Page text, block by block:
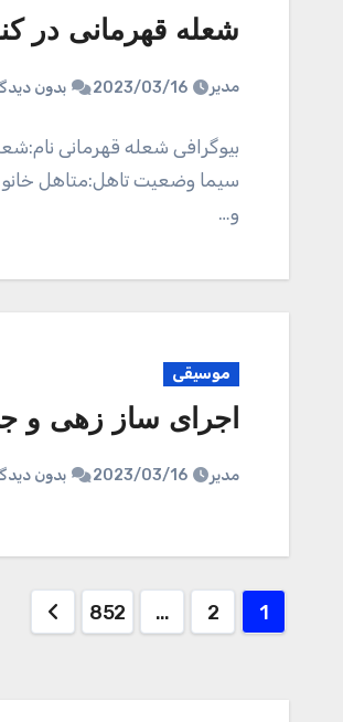
شعله قهرمانی در
مدیر 2023/03/16 بدون
سیما وضعیت تاهل:متاهل
و…
موسیقی
اجرای ساز زهی و
مدیر 2023/03/16 بدون
صفحه‌بندی
1
2
…
852